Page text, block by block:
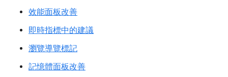
效能面板改善
即時指標中的建議
瀏覽導覽標記
記憶體面板改善